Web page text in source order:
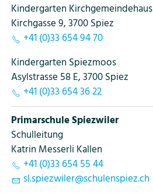
Kindergarten Kirchgemeindehaus
Kirchgasse 9, 3700 Spiez
+41 (0)33 654 94 70
Kindergarten Spiezmoos
Asylstrasse 58 E, 3700 Spiez
+41 (0)33 654 36 22
Primarschule Spiezwiler
Schulleitung
Katrin Messerli Kallen
+41 (0)33 654 55 44
slsp zwl r sch l nsp zch